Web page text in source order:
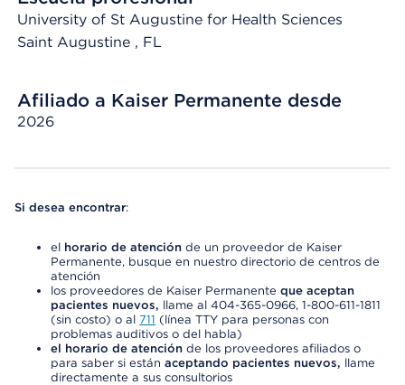
University of St Augustine for Health Sciences
Saint Augustine , FL
Afiliado a Kaiser Permanente desde
2026
Si desea encontrar:
el horario de atención de un proveedor de Kaiser
Permanente, busque en nuestro directorio de centros de
atención
los proveedores de Kaiser Permanente que aceptan
pacientes nuevos, llame al 404-365-0966, 1-800-611-1811
(sin costo) o al 711 (línea TTY para personas con
problemas auditivos o del habla)
el horario de atención de los proveedores afiliados o
para saber si están aceptando pacientes nuevos, llame
directamente a sus consultorios